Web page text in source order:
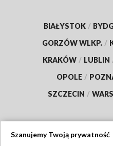
BIAŁYSTOK /
GORZÓW WLKP. /
KRAKÓW / LUBLIN
OPOLE /
SZCZECIN /
Szanujemy Twoją prywatność